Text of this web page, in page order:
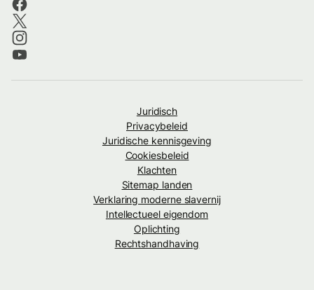
Juridisch
Privacybeleid
Juridische kennisgeving
Cookiesbeleid
Klachten
Sitemap landen
Verklaring moderne slavernij
Intellectueel eigendom
Oplichting
Rechtshandhaving